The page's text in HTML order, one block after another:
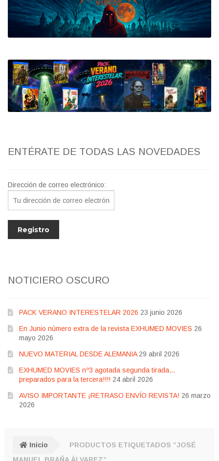
Bluray
Clasificada S
artwork
fantaterror
Jesús Franco
ENTÉRATE DE TODAS LAS NOVEDADES
Dirección de correo electrónico:
NOTICIERO OSCURO
PACK VERANO INTERESTELAR 2026 23 junio 2026
En Junio número extra de la revista EXHUMED MOVIES 26
mayo 2026
NUEVO MATERIAL DESDE ALEMANIA 29 abril 2026
EXHUMED MOVIES nº3 agotada segunda tirada…
preparados para la tercera!!!! 24 abril 2026
AVISO IMPORTANTE ¡RETRASO ENVÍO REVISTA! 26 marzo
2026
Inicio
PRODUCTOS ETIQUETADOS “JOSÉ
MANUEL BRAÑA ÁLVAREZ”